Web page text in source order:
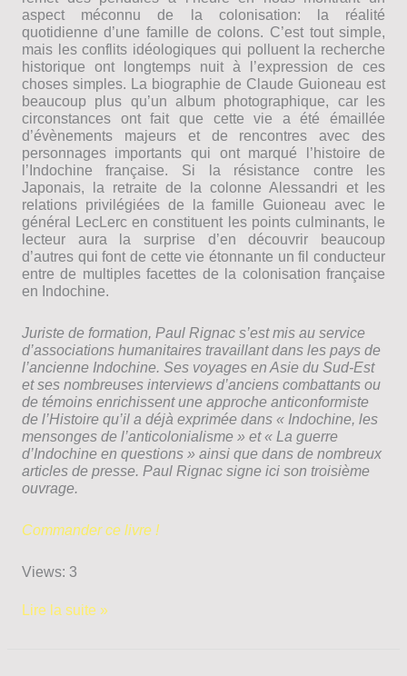
aspect méconnu de la colonisation: la réalité
quotidienne d’une famille de colons. C’est tout simple,
mais les conflits idéologiques qui polluent la recherche
historique ont longtemps nuit à l’expression de ces
choses simples. La biographie de Claude Guioneau est
beaucoup plus qu’un album photographique, car les
circonstances ont fait que cette vie a été émaillée
d’évènements majeurs et de rencontres avec des
personnages importants qui ont marqué l’histoire de
l’Indochine française. Si la résistance contre les
Japonais, la retraite de la colonne Alessandri et les
relations privilégiées de la famille Guioneau avec le
général LecLerc en constituent les points culminants, le
lecteur aura la surprise d’en découvrir beaucoup
d’autres qui font de cette vie étonnante un fil conducteur
entre de multiples facettes de la colonisation française
en Indochine.
Juriste de formation, Paul Rignac s’est mis au service
d’associations humanitaires travaillant dans les pays de
l’ancienne Indochine. Ses voyages en Asie du Sud-Est
et ses nombreuses interviews d’anciens combattants ou
de témoins enrichissent une approche anticonformiste
de l’Histoire qu’il a déjà exprimée dans « Indochine, les
mensonges de l’anticolonialisme » et « La guerre
d’Indochine en questions » ainsi que dans de nombreux
articles de presse. Paul Rignac signe ici son troisième
ouvrage.
Commander ce livre !
Views: 3
RIGNAC
Lire la suite »